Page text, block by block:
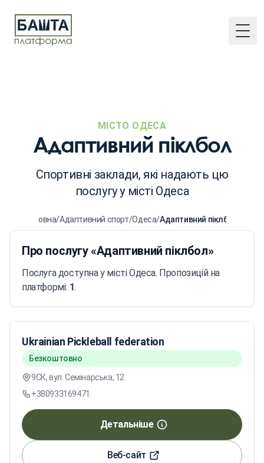
МІСТО ОДЕСА
Адаптивний піклбол
Спортивні заклади, які надають цю
послугу у місті Одеса
Головна/Адаптивний спорт/Одеса/Адаптивний піклбол
Про послугу «Адаптивний піклбол»
Послуга доступна у місті Одеса. Пропозицій на
платформі: 1.
Ukrainian Pickleball federation
Безкоштовно
9СК, вул. Семінарська, 12
+380933169471
Детальніше
Веб-сайт